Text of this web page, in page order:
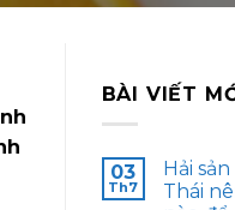
BÀI VIẾT
03
Th7
Hải
Thái